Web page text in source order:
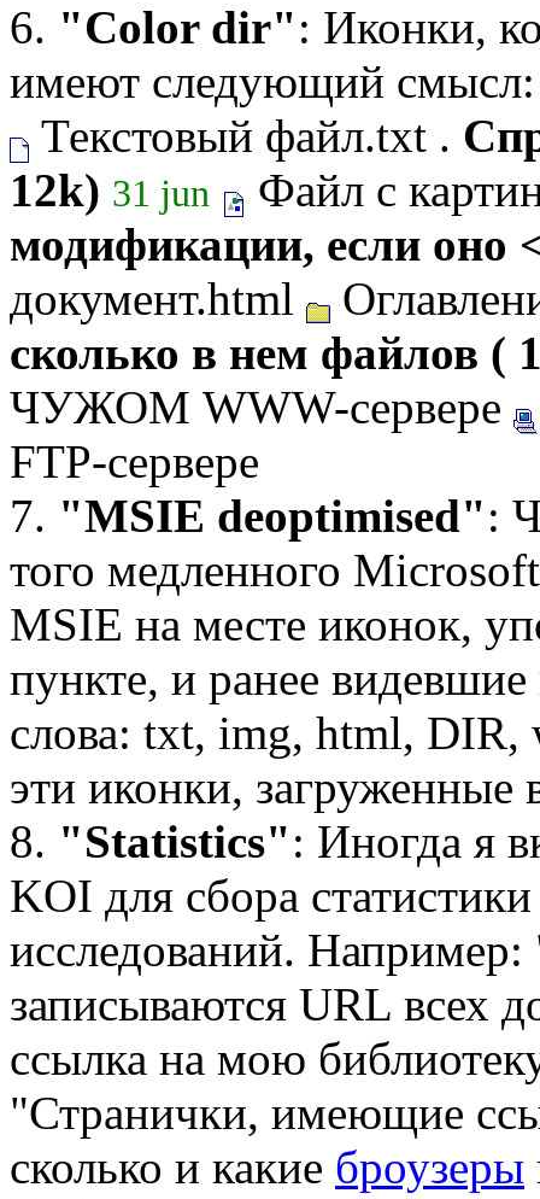
6. "Color dir": Иконки,
имеют следующий смысл:
Текстовый файл.txt .
12k) 31 jun
Файл с
модификации, если оно
документ.html
сколько в нем файлов (
ЧУЖОМ WWW-сервере
FTP-сервере
7. "MSIE deoptimised":
того медленного
MSIE на месте иконок,
пункте, и ранее
слова: txt, img, html, DIR,
эти иконки, загруженные
8. "Statistics": Иногда я
KOI для сбора
исследований. Например:
записываются URL всех
ссылка на мою
"Странички, имеющие
сколько и какие броузеры